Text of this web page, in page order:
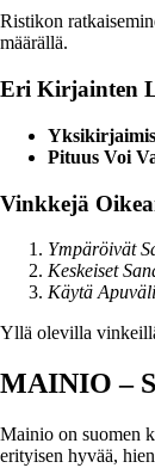
Ristikon
määrällä.
Eri Kirjainten
Pituus Voi
Vinkkejä
Ympäröivät
Keskeiset
Käytä
Yllä olevilla
MAINIO –
Mainio on suomen
erityisen hyvää,